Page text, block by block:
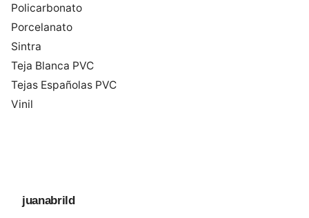
Policarbonato
Porcelanato
Sintra
Teja Blanca PVC
Tejas Españolas PVC
Vinil
juanabrild